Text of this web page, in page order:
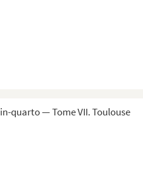
quarto — Tome VII. Toulouse